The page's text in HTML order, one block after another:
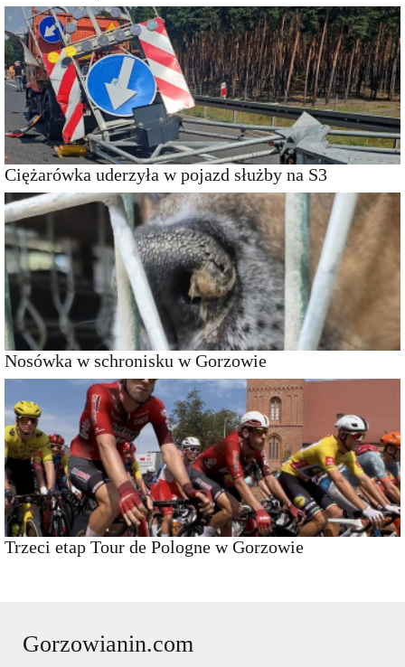
Ciężarówka uderzyła w pojazd służby na S3
Nosówka w schronisku w Gorzowie
Trzeci etap Tour de Pologne w Gorzowie
Gorzowianin.com